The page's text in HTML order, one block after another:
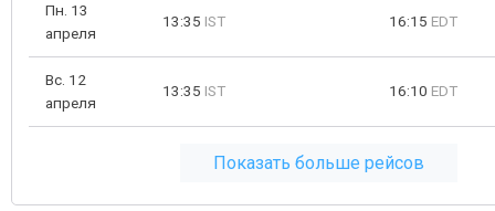
Пн. 13
апреля
13:35 IST 16:15 EDT
Вс. 12
апреля
13:35 IST 16:10 EDT
Показать больше рейсов